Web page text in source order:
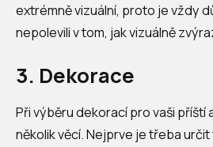
extrémně vizuální, proto je vždy
nepolevili v tom, jak vizuálně
3. Dekorace
Při výběru dekorací pro vaši příští
několik věcí. Nejprve je třeba